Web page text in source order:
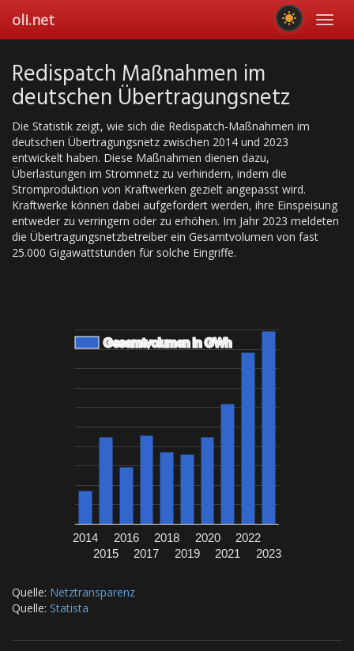
main
oli.net
Redispatch Maßnahmen im
deutschen Übertragungsnetz
Die Statistik zeigt, wie sich die Redispatch-Maßnahmen im
deutschen Übertragungsnetz zwischen 2014 und 2023
entwickelt haben. Diese Maßnahmen dienen dazu,
Überlastungen im Stromnetz zu verhindern, indem die
Stromproduktion von Kraftwerken gezielt angepasst wird.
Kraftwerke können dabei aufgefordert werden, ihre Einspeisung
entweder zu verringern oder zu erhöhen. Im Jahr 2023 meldeten
die Übertragungsnetzbetreiber ein Gesamtvolumen von fast
25.000 Gigawattstunden für solche Eingriffe.
2014
2015
2016
2017
2018
2019
2020
2021
2022
2023
Gesamtvolumen in GWh
Gesamtvolumen in GWh
Quelle: Netztransparenz
Quelle: Statista